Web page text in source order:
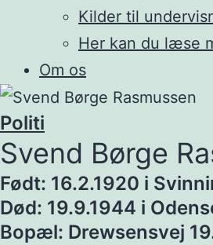
Kilder til
Her kan du læse
Om os
Politi
Svend Børge
Født: 16.2.1920 i
Død: 19.9.1944 i
Bopæl: Drewsensvej